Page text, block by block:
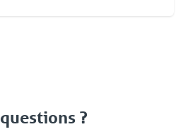
Vous pouvez compter sur
une approche flexible et une
et orientée vers les
la mise en service, vous
Coolworld à tout moment.
d'assistance 24/7/365,
?